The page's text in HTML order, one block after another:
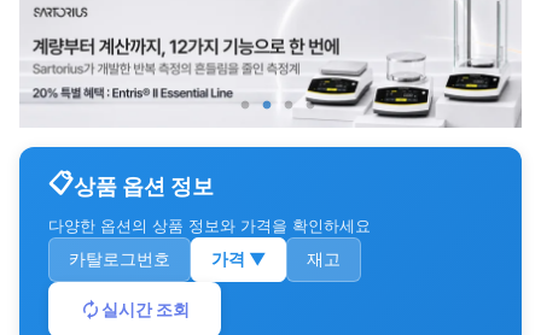
상품 옵션 정보
다양한 옵션의 상품 정보와 가격을 확인하세요
카탈로그번호 가격 ▼ 재고
실시간 조회